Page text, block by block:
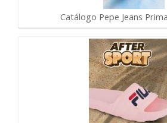
Catálogo Pepe Jeans